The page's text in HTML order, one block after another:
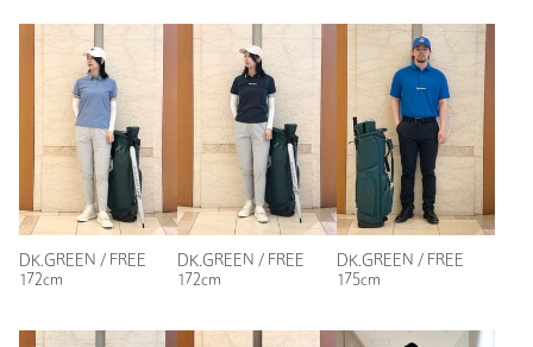
DK.GREEN / FREE
172cm
DK.GREEN / FREE
172cm
DK.GREEN / FREE
175cm